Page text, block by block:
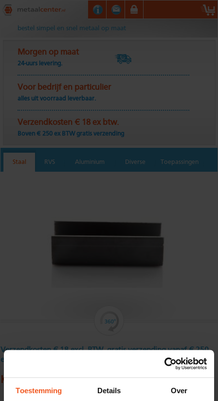
Toestemming Details Over
Metaalcenter.nl
bestel simpel en snel metaal op maat
Morgen op maat
24-uurs levering.
Voor bedrijf en particulier
alles uit voorraad leverbaar.
Verzendkosten € 18 ex btw.
Boven € 250 ex BTW gratis verzending
Staal RVS Aluminium Diverse Toepassingen
Verzendkosten € 18 excl. BTW, gratis verzending vanaf € 250
excl. BTW
Koudgewalst U - profiel 25 x 70 x 25 x 3 mm